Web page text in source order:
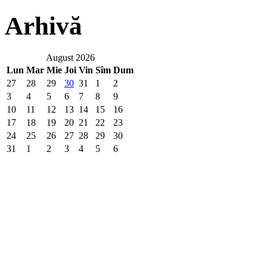
Arhivă
August 2026
Lun Mar Mie Joi Vin Sîm Dum
27
28 29 30 31 1
2
3
4 5 6 7 8
9
10
11 12 13 14 15
16
17
18 19 20 21 22
23
24
25 26 27 28 29
30
31
1 2 3 4 5 6